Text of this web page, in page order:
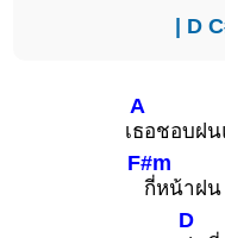
| D
เ
A
ธอชอบฝน
F#m
กี่หน้าฝน
D